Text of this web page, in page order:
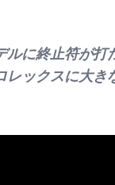
に終止符が打
ックスに大き